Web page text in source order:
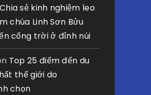
Chia sẻ kinh nghiệm leo
chùa Linh Sơn Bửu
cổng trời ở đỉnh núi
Top 25 điểm đến du
thế giới do
chọn